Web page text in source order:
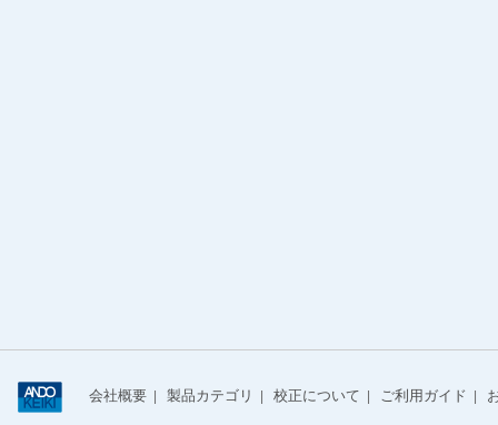
会社概要 製品カテゴリ 校正について ご利用ガイド